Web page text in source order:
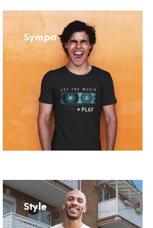
Sympa
Style